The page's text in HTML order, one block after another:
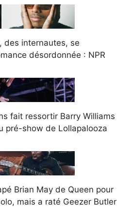
des internautes, se
désordonnée : NPR
fait ressortir Barry Williams
pré-show de Lollapalooza
Brian May de Queen pour
mais a raté Geezer Butler